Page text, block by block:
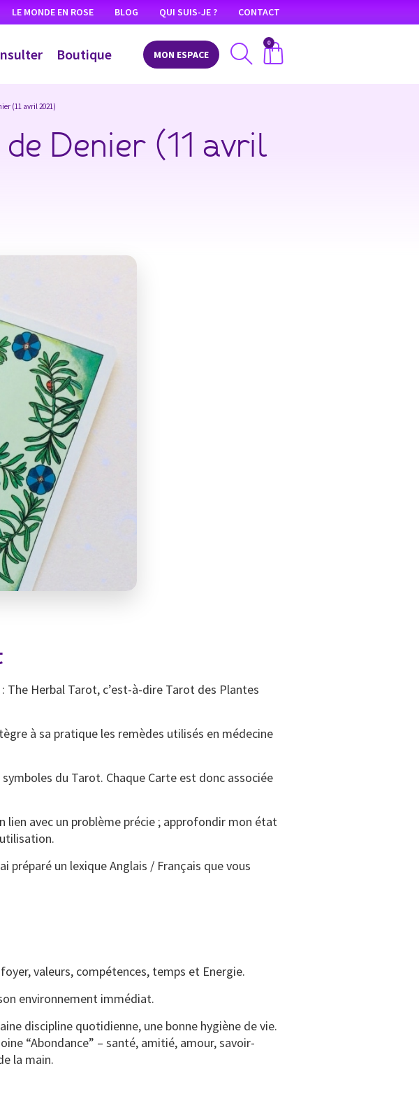
LE MONDE EN ROSE BLOG QUI SUIS-JE ? CONTACT
Boutique MON ESPACE
0
(11 avril 2021)
Denier (11 avril
Herbal Tarot, c’est-à-dire Tarot des Plantes
à sa pratique les remèdes utilisés en médecine
du Tarot. Chaque Carte est donc associée
lien avec un problème précie ; approfondir mon état
préparé un lexique Anglais / Français que vous
valeurs, compétences, temps et Energie.
environnement immédiat.
discipline quotidienne, une bonne hygiène de vie.
“Abondance” – santé, amitié, amour, savoir-
la main.